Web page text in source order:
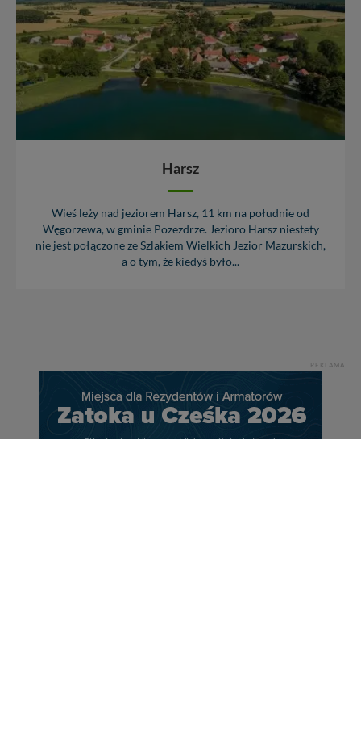
Harsz
Wieś leży nad jeziorem Harsz, 11 km na południe od
Węgorzewa, w gminie Pozezdrze. Jezioro Harsz niestety
nie jest połączone ze Szlakiem Wielkich Jezior Mazurskich,
a o tym, że kiedyś było...
REKLAMA